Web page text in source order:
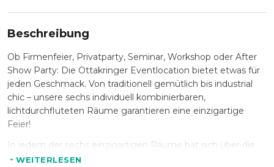
Beschreibung
Ob Firmenfeier, Privatparty, Seminar, Workshop oder After
Show Party: Die Ottakringer Eventlocation bietet etwas für
jeden Geschmack. Von traditionell gemütlich bis industrial
chic – unsere sechs individuell kombinierbaren,
lichtdurchfluteten Räume garantieren eine einzigartige
Feier!
In jedem der sechs einzigartigen Räume hat sich über die
Zeit und durch die unterschiedliche Nutzung im Laufe der
WEITERLESEN